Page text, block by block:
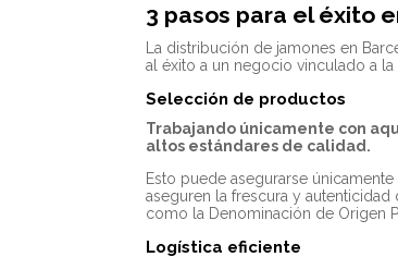
3 pasos para el éxito
La distribución de jamones en
al éxito a un negocio vinculado a la
Selección de productos
Trabajando únicamente con
altos estándares de calidad.
Esto puede asegurarse
aseguren la frescura y
como la Denominación de Origen
Logística eficiente